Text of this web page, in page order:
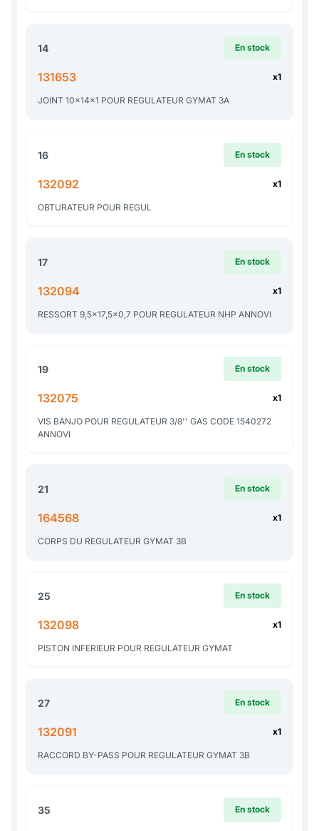
14 En stock
131653 x1
JOINT 10x14x1 POUR REGULATEUR GYMAT 3A
16 En stock
132092 x1
OBTURATEUR POUR REGUL
17 En stock
132094 x1
RESSORT 9,5x17,5x0,7 POUR REGULATEUR NHP ANNOVI
19 En stock
132075 x1
VIS BANJO POUR REGULATEUR 3/8'' GAS CODE 1540272
ANNOVI
21 En stock
164568 x1
CORPS DU REGULATEUR GYMAT 3B
25 En stock
132098 x1
PISTON INFERIEUR POUR REGULATEUR GYMAT
27 En stock
132091 x1
RACCORD BY-PASS POUR REGULATEUR GYMAT 3B
35 En stock